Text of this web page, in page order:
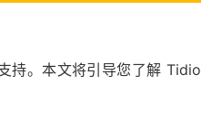
持。本文将引导您了解 Tidio